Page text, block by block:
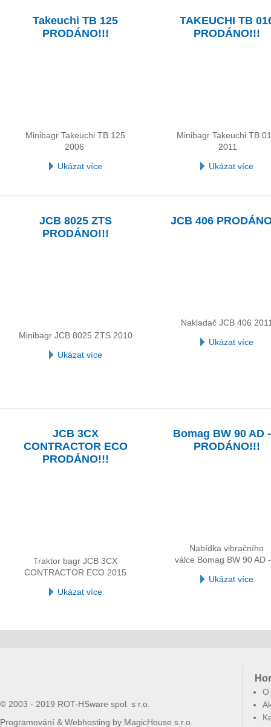
Takeuchi TB 125
PRODÁNO!!!
Minibagr Takeuchi TB 125
2006
Ukázat více
TAKEUCHI TB
PRODÁNO!!!
Minibagr Takeuchi TB
2011
Ukázat více
JCB 8025 ZTS
PRODÁNO!!!
Minibagr JCB 8025 ZTS 2010
Ukázat více
JCB 406
Nakladač JCB 406
Ukázat více
JCB 3CX
CONTRACTOR ECO
PRODÁNO!!!
Traktor bagr JCB 3CX
CONTRACTOR ECO 2015
Ukázat více
Bomag BW 90 AD
PRODÁNO!!!
Nabídka vibračního
válce Bomag BW 90 AD
Ukázat více
© 2003 - 2019 ROT-HSware spol. s r.o.
Programování & Webhosting by MagicHouse s.r.o.
O